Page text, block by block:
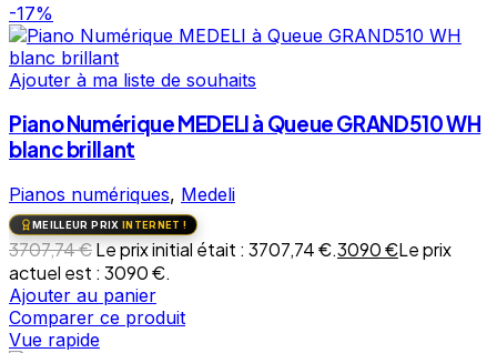
-17%
Ajouter à ma liste de souhaits
Piano Numérique MEDELI à Queue GRAND510 WH
blanc brillant
Pianos numériques, Medeli
MEILLEUR PRIX INTERNET !
3707,74€Le prix initial était : 3707,74 €.3090€Le prix
actuel est : 3090 €.
Ajouter au panier
Comparer ce produit
Vue rapide